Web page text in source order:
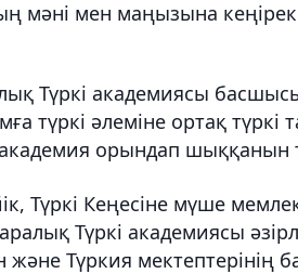
мәні мен маңызына кеңірек
Түркі академиясы
түркі әлеміне ортақ түркі
орындап шыққанын
Түркі Кеңесіне мүше
Түркі академиясы
Түркия мектептерінің